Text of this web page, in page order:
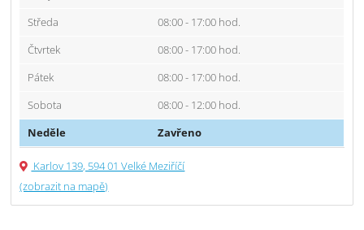
Středa
08:00 - 17:00 hod.
Čtvrtek
08:00 - 17:00 hod.
Pátek
08:00 - 17:00 hod.
Sobota
08:00 - 12:00 hod.
Neděle
Zavřeno
Karlov 139, 594 01 Velké Meziříčí
(zobrazit na mapě)